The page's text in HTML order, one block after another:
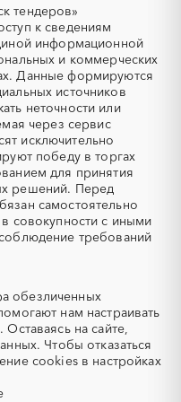
(установки
скважин)
работы
надзор
пожарные
продукция
резка
область
область
область
область
область
край
область
область
область
область
область
Удмуртская республика
край
тендеров»
к сведениям
информационной
и коммерческих
Данные формируются
источников
неточности или
через сервис
исключительно
победу в торгах
для принятия
решений. Перед
самостоятельно
совокупности с иными
требований
обезличенных
нам настраивать
на сайте,
Чтобы отказаться
cookies в настройках